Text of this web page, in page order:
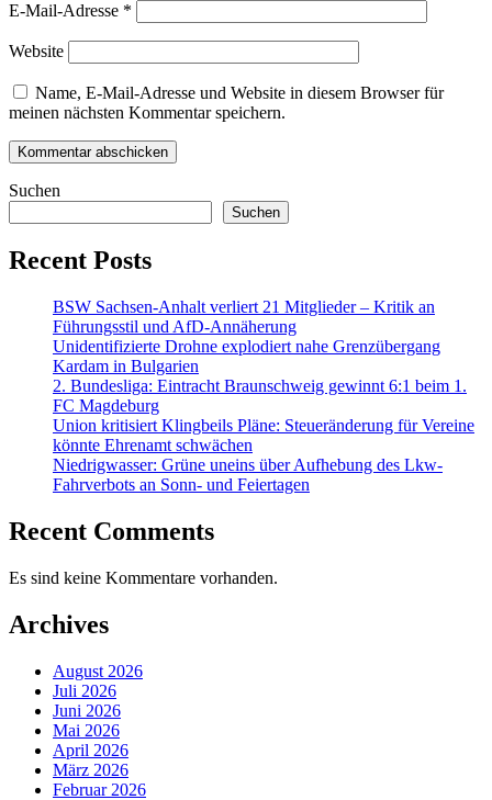
E-Mail-Adresse *
Website
Name, E-Mail-Adresse und Website in diesem Browser für
meinen nächsten Kommentar speichern.
Suchen
Suchen
Recent Posts
BSW Sachsen-Anhalt verliert 21 Mitglieder – Kritik an
Führungsstil und AfD-Annäherung
Unidentifizierte Drohne explodiert nahe Grenzübergang
Kardam in Bulgarien
2. Bundesliga: Eintracht Braunschweig gewinnt 6:1 beim 1.
FC Magdeburg
Union kritisiert Klingbeils Pläne: Steueränderung für Vereine
könnte Ehrenamt schwächen
Niedrigwasser: Grüne uneins über Aufhebung des Lkw-
Fahrverbots an Sonn- und Feiertagen
Recent Comments
Es sind keine Kommentare vorhanden.
Archives
August 2026
Juli 2026
Juni 2026
Mai 2026
April 2026
März 2026
Februar 2026